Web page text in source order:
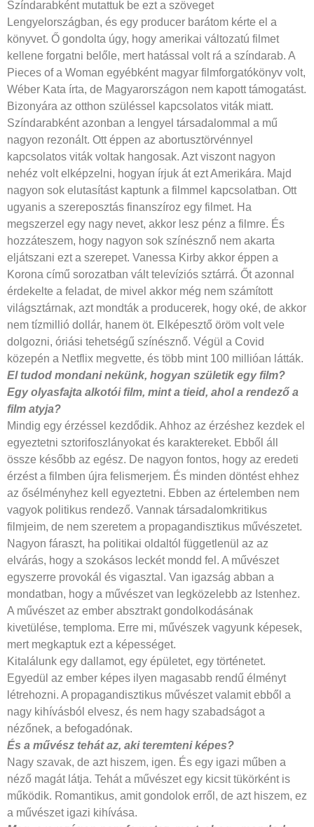
Színdarabként mutattuk be ezt a szöveget
Lengyelországban, és egy producer barátom kérte el a
könyvet. Ő gondolta úgy, hogy amerikai változatú filmet
kellene forgatni belőle, mert hatással volt rá a színdarab. A
Pieces of a Woman egyébként magyar filmforgatókönyv volt,
Wéber Kata írta, de Magyarországon nem kapott támogatást.
Bizonyára az otthon szüléssel kapcsolatos viták miatt.
Színdarabként azonban a lengyel társadalommal a mű
nagyon rezonált. Ott éppen az abortusztörvénnyel
kapcsolatos viták voltak hangosak. Azt viszont nagyon
nehéz volt elképzelni, hogyan írjuk át ezt Amerikára. Majd
nagyon sok elutasítást kaptunk a filmmel kapcsolatban. Ott
ugyanis a szereposztás finanszíroz egy filmet. Ha
megszerzel egy nagy nevet, akkor lesz pénz a filmre. És
hozzáteszem, hogy nagyon sok színésznő nem akarta
eljátszani ezt a szerepet. Vanessa Kirby akkor éppen a
Korona című sorozatban vált televíziós sztárrá. Őt azonnal
érdekelte a feladat, de mivel akkor még nem számított
világsztárnak, azt mondták a producerek, hogy oké, de akkor
nem tízmillió dollár, hanem öt. Elképesztő öröm volt vele
dolgozni, óriási tehetségű színésznő. Végül a Covid
közepén a Netflix megvette, és több mint 100 millióan látták.
El tudod mondani nekünk, hogyan születik egy film?
Egy olyasfajta alkotói film, mint a tieid, ahol a rendező a
film atyja?
Mindig egy érzéssel kezdődik. Ahhoz az érzéshez kezdek el
egyeztetni sztorifoszlányokat és karaktereket. Ebből áll
össze később az egész. De nagyon fontos, hogy az eredeti
érzést a filmben újra felismerjem. És minden döntést ehhez
az ősélményhez kell egyeztetni. Ebben az értelemben nem
vagyok politikus rendező. Vannak társadalomkritikus
filmjeim, de nem szeretem a propagandisztikus művészetet.
Nagyon fáraszt, ha politikai oldaltól függetlenül az az
elvárás, hogy a szokásos leckét mondd fel. A művészet
egyszerre provokál és vigasztal. Van igazság abban a
mondatban, hogy a művészet van legközelebb az Istenhez.
A művészet az ember absztrakt gondolkodásának
kivetülése, temploma. Erre mi, művészek vagyunk képesek,
mert megkaptuk ezt a képességet.
Kitalálunk egy dallamot, egy épületet, egy történetet.
Egyedül az ember képes ilyen magasabb rendű élményt
létrehozni. A propagandisztikus művészet valamit ebből a
nagy kihívásból elvesz, és nem hagy szabadságot a
nézőnek, a befogadónak.
És a művész tehát az, aki teremteniképes?
Nagy szavak, de azt hiszem, igen. És egy igazi műben a
néző magát látja. Tehát a művészet egy kicsit tükörként is
működik. Romantikus, amit gondolok erről, de azt hiszem, ez
a művészet igazi kihívása.